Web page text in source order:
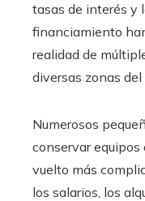
tasas de interés y
financiamiento
realidad de
diversas zonas del
Numerosos
conservar
vuelto más
los salarios, los